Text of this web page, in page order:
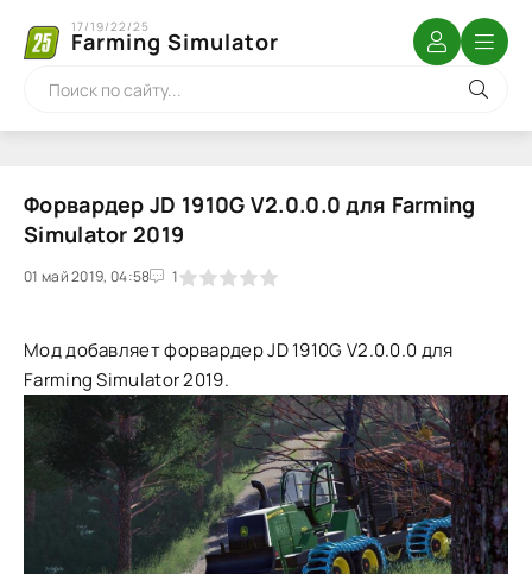
Farming Simulator
17/19/22/25
Форвардер JD 1910G V2.0.0.0 для Farming
Simulator 2019
01 май 2019, 04:58 1
1 2 3 4 5
Мод добавляет форвардер JD 1910G V2.0.0.0 для
Farming Simulator 2019.